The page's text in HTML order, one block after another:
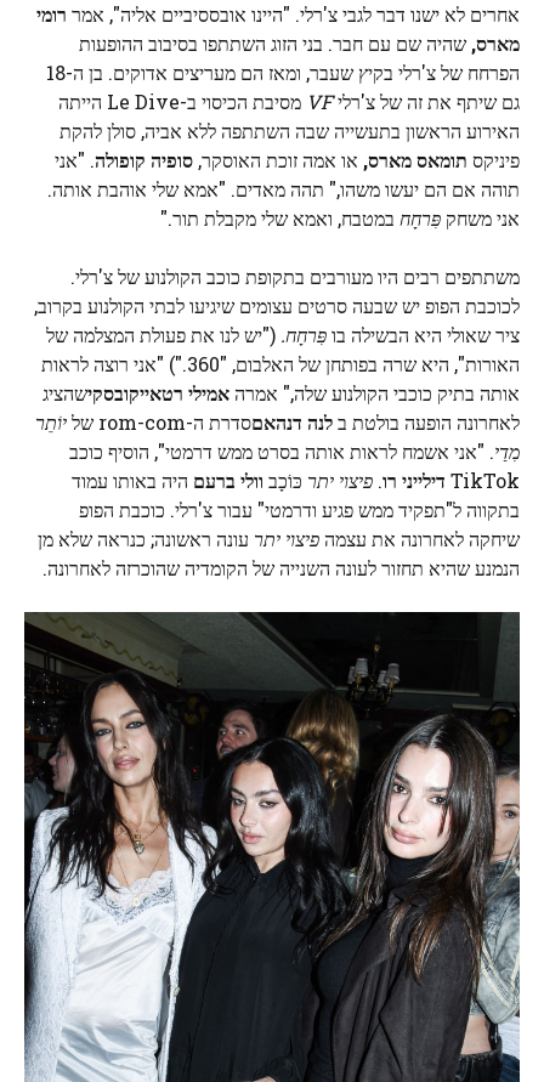
אחרים לא ישנו דבר לגבי צ'רלי. "היינו אובססיביים אליה", אמר רומי
מארס, שהיה שם עם חבר. בני הזוג השתתפו בסיבוב ההופעות
הפרחח של צ'רלי בקיץ שעבר, ומאז הם מעריצים אדוקים. בן ה-18
גם שיתף את זה של צ'רליVF
מסיבת הכיסוי ב-Le Dive הייתה
האירוע הראשון בתעשייה שבה השתתפה ללא אביה, סולן להקת
פיניקס תומאס מארס, או אמה זוכת האוסקר, סופיה קופולה. "אני
תוהה אם הם יעשו משהו," תהה מאדים. "אמא שלי אוהבת אותה.
אני משחק פִּרחָח במטבח, ואמא שלי מקבלת תור."
משתתפים רבים היו מעורבים בתקופת כוכב הקולנוע של צ'רלי.
לכוכבת הפופ יש שבעה סרטים עצומים שיגיעו לבתי הקולנוע בקרוב,
ציר שאולי היא הבשילה בופִּרחָח. ("יש לנו את פעולת המצלמה של
האורות", היא שרה בפותחן של האלבום, "360.") "אני רוצה לראות
אותה בתיק כוכבי הקולנוע שלה," אמרהאמילי רטאייקובסקישהציג
לאחרונה הופעה בולטת בלנה דנהאםסדרת ה-rom-com של
יוֹתֵר
מִדַי. "אני אשמח לראות אותה בסרט ממש דרמטי", הוסיף כוכב
TikTok דילייני רו. פיצוי יתר כּוֹכָב וולי ברעם היה באותו עמוד
בתקווה ל"תפקיד ממש פגיע ודרמטי" עבור צ'רלי. כוכבת הפופ
שיחקה לאחרונה את עצמהפיצוי יתר עונה ראשונה; כנראה שלא מן
הנמנע שהיא תחזור לעונה השנייה של הקומדיה שהוכרזה לאחרונה.